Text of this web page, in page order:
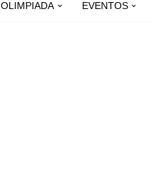
OLIMPIADA EVENTOS